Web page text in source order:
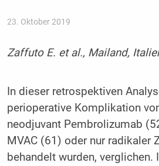
23. Oktober 2019
Zaffuto E. et al., Mailand,
In dieser retrospektiven
perioperative Komplikation
neodjuvant Pembrolizumab
MVAC (61) oder nur radikaler
behandelt wurden,